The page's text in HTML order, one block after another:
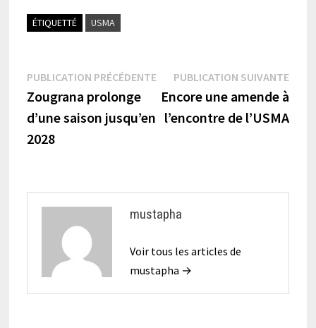
ÉTIQUETTÉ USMA
Navigation
de
l’article
PUBLICATION PRÉCÉDENTEPublication
précédente :
Zougrana prolonge
d’une saison jusqu’en
2028
PUBLICATION SUIVANTE
Encore une amende à
l’encontre de l’USMA
mustapha
Voir tous les articles de
mustapha →